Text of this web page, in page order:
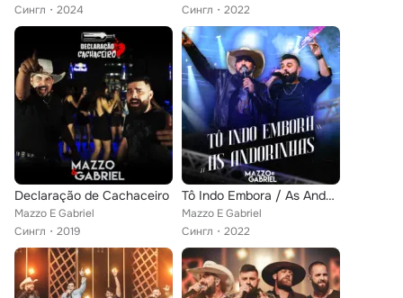
Сингл
2024
Сингл
2022
Declaração de Cachaceiro
Mazzo E Gabriel
Сингл
2019
Tô Indo Embora / As Andorinhas (Nois é Peão)
Mazzo E Gabriel
Сингл
2022